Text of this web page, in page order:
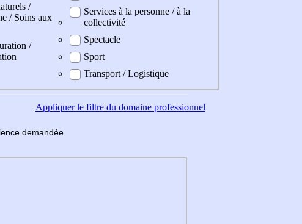
/
/ Soins aux
/
Services à la personne / à la
collectivité
Spectacle
Sport
Transport / Logistique
Appliquerle filtre du domaine professionnel
demandée